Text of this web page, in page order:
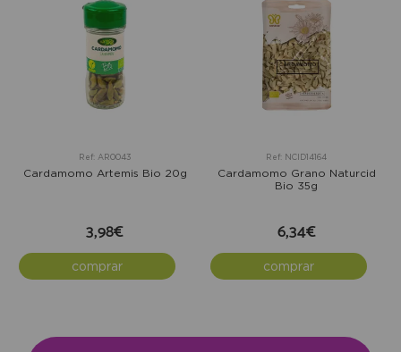
Ref: AR0043
Cardamomo Artemis Bio 20g
3,98€
comprar
Ref: NCID14164
Cardamomo Grano Naturcid
Bio 35g
6,34€
comprar